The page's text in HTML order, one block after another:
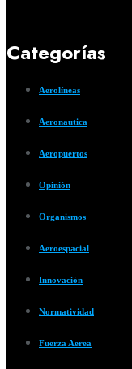
Categorías
Aerolíneas
Aeronautica
Aeropuertos
Opinión
Organismos
Aeroespacial
Innovación
Normatividad
Fuerza Aerea